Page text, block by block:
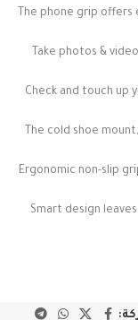
The phone grip
Take photos &
Check and touch up
The cold shoe
Ergonomic non-slip
Smart design